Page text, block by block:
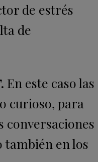
de estrés
de
En este caso las
curioso, para
conversaciones
también en los